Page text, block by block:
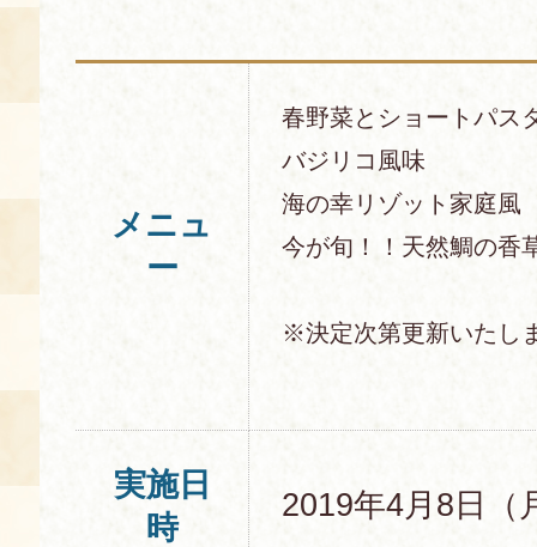
メニュ
ー
春野菜とショートパス
バジリコ風味
海の幸リゾット家庭風
今が旬！！天然鯛の香
※決定次第更新いたし
実施日
時
2019年4月8日（